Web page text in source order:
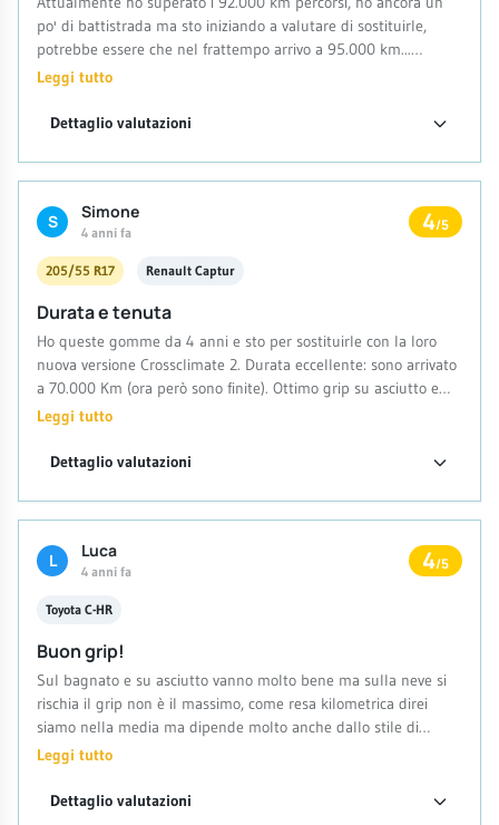
po' di battistrada ma sto iniziando a valutare di sostituirle,
potrebbe essere che nel frattempo arrivo a 95.000 km...
Complessivamente buone prestazioni in tutte le condizioni
Leggi tutto
Dettaglio valutazioni
S Simone
4 anni fa 4/5
205/55 R17 Renault Captur
Durata e tenuta
Ho queste gomme da 4 anni e sto per sostituirle con la loro
nuova versione Crossclimate 2. Durata eccellente: sono arrivato
a 70.000 Km (ora però sono finite). Ottimo grip su asciutto e
bagnato. Su neve invece molto deboli, ben lontane dalle
Leggi tutto
Dettaglio valutazioni
L Luca
4 anni fa 4/5
Toyota C-HR
Buon grip!
Sul bagnato e su asciutto vanno molto bene ma sulla neve si
rischia il grip non è il massimo, come resa kilometrica direi
siamo nella media ma dipende molto anche dallo stile di
guida. In generale un buon prodotto.
Leggi tutto
Dettaglio valutazioni